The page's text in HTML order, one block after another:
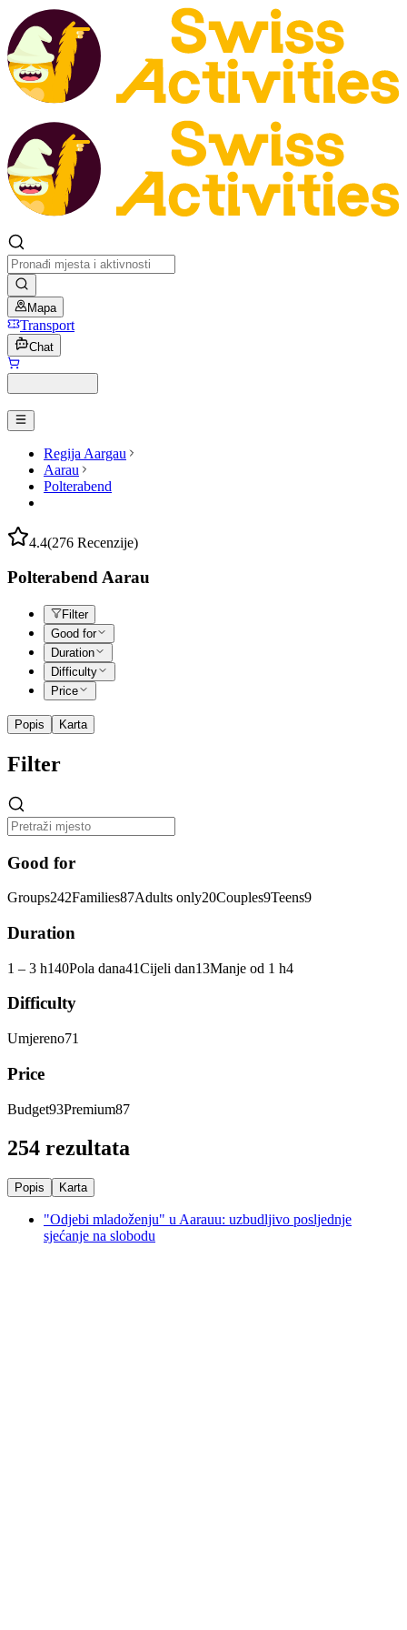
Mapa
Transport
Chat
Regija Aargau
Aarau
Polterabend
4.4(276 Recenzije)
Polterabend Aarau
Filter
Good for
Duration
Difficulty
Price
Popis Karta
Filter
Good for
Groups242Families87Adults only20Couples9Teens9
Duration
1 – 3 h140Pola dana41Cijeli dan13Manje od 1 h4
Difficulty
Umjereno71
Price
Budget93Premium87
254 rezultata
Popis Karta
"Odjebi mladoženju" u Aarauu: uzbudljivo posljednje
sjećanje na slobodu